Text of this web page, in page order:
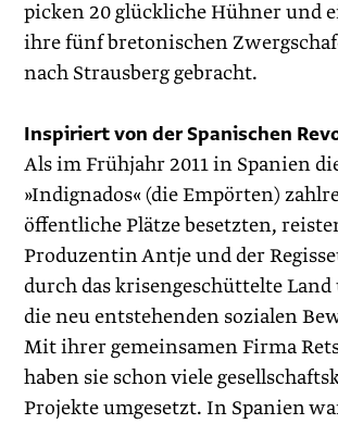
picken 20 glückliche Hühner und
ihre fünf bretonischen
nach Strausberg gebracht.
Inspiriert von der Spanischen
Als im Frühjahr 2011 in Spanien
»Indignados« (die Empörten)
öffentliche Plätze besetzten,
Produzentin Antje und der
durch das krisengeschüttelte
die neu entstehenden sozialen
Mit ihrer gemeinsamen Firma
haben sie schon viele
Projekte umgesetzt. In Spanien